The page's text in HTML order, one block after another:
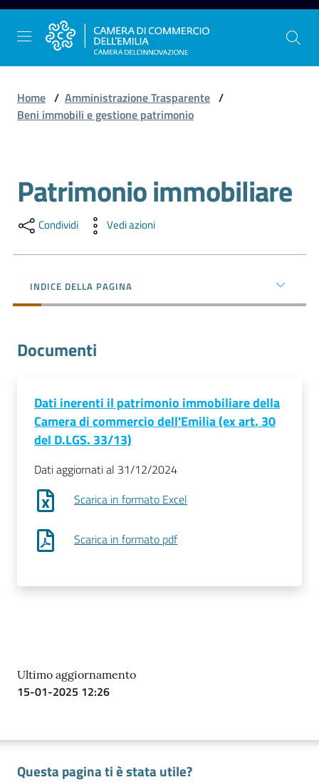
Vai al contenuto
Vai alla navigazione
Vai al footer
dell'Emilia
Gestire
l'impresa
Promuovere
e
il
Tutelare
Consumatore
digitale
Prenotazioni
on line
Pagamenti
Home / Amministrazione Trasparente /
Beni immobili e gestione patrimonio
Salta al contenuto
Patrimonio immobiliare
Condividi Vedi azioni
INDICE DELLA PAGINA
Documenti
Dati inerenti il patrimonio immobiliare della
Camera di commercio dell'Emilia (ex art. 30
del D.LGS. 33/13)
Dati aggiornati al 31/12/2024
Scarica in formato Excel
Scarica in formato pdf
Ultimo aggiornamento
15-01-2025 12:26
Questa pagina ti è stata utile?